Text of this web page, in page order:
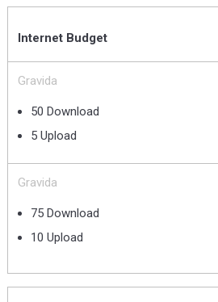
Internet Budget
Gravida
50 Download
5 Upload
Gravida
75 Download
10 Upload